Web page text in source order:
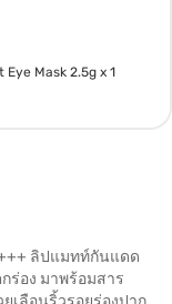
Mask 2.5g x 1
ลิปแมทท์กันแดด
ร่อง มาพร้อมสาร